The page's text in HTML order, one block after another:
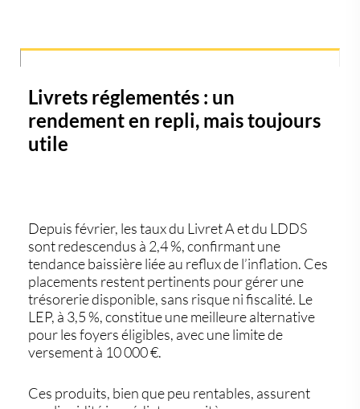
Livrets réglementés : un
rendement en repli, mais toujours
utile
Depuis février, lestaux du Livret Aet du LDDS
sont redescendus à 2,4 %, confirmant une
tendance baissière liée au reflux de l’inflation. Ces
placements restent pertinents pour gérer une
trésorerie disponible, sans risque ni fiscalité. Le
LEP, à 3,5 %, constitue une meilleure alternative
pour les foyers éligibles, avec une limite de
versement à 10 000 €.
Ces produits, bien que peu rentables, assurent